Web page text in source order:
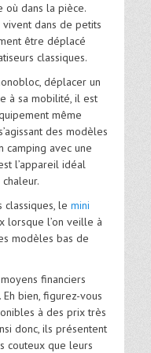
où dans la pièce.
dans de petits
être déplacé
classiques.
déplacer un
à sa mobilité, il est
même
des modèles
camping avec une
l’appareil idéal
classiques, le mini
lorsque l’on veille à
modèles bas de
financiers
bien, figurez-vous
à des prix très
donc, ils présentent
couteux que leurs